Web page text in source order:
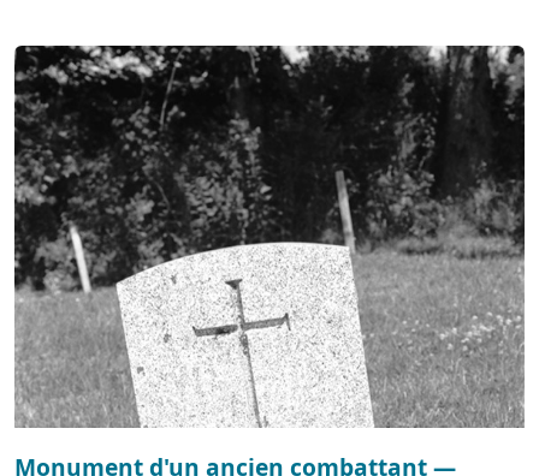
Monument d'un ancien combattant —